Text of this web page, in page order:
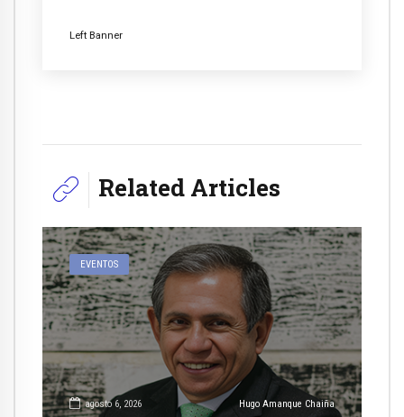
Left Banner
Related Articles
EVENTOS
agosto 6, 2026 Hugo Amanque Chaiña